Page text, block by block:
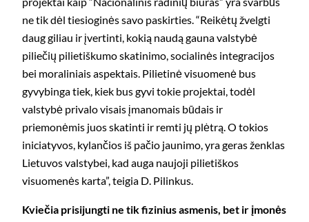
ne tik dėl tiesioginės savo paskirties. “Reikėtų žvelgti
daug giliau ir įvertinti, kokią naudą gauna valstybė
piliečių pilietiškumo skatinimo, socialinės integracijos
bei moraliniais aspektais. Pilietinė visuomenė bus
gyvybinga tiek, kiek bus gyvi tokie projektai, todėl
valstybė privalo visais įmanomais būdais ir
priemonėmis juos skatinti ir remti jų plėtrą. O tokios
iniciatyvos, kylančios iš pačio jaunimo, yra geras ženklas
Lietuvos valstybei, kad auga naujoji pilietiškos
visuomenės karta”, teigia D. Pilinkus.
Kviečia prisijungti ne tik fizinius asmenis, bet ir įmonės